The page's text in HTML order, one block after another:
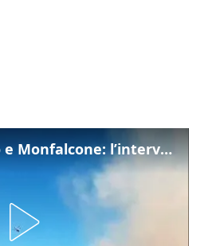
Incendio tra Duino e Monfalcone: l’intervento dei vigili del fuoco